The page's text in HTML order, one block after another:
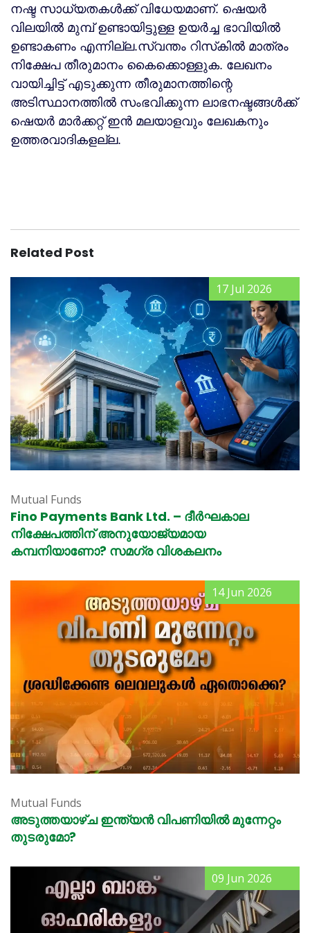
നഷ്ട സാധ്യതകള്‍ക്ക് വിധേയമാണ്. ഷെയർ
വിലയിൽ മുമ്പ് ഉണ്ടായിട്ടുള്ള ഉയർച്ച ഭാവിയിൽ
ഉണ്ടാകണം എന്നില്ല.സ്വന്തം റിസ്‌കില്‍ മാത്രം
നിക്ഷേപ തീരുമാനം കൈക്കൊള്ളുക. ലേഖനം
വായിച്ചിട്ട് എടുക്കുന്ന തീരുമാനത്തിന്റെ
അടിസ്ഥാനത്തില്‍ സംഭവിക്കുന്ന ലാഭനഷ്ടങ്ങള്‍ക്ക്
ഷെയർ മാർക്കറ്റ് ഇൻ മലയാളവും ലേഖകനും
ഉത്തരവാദികളല്ല.
Related Post
Mutual Funds
Fino Payments Bank Ltd. – ദീർഘകാല
നിക്ഷേപത്തിന് അനുയോജ്യമായ
കമ്പനിയാണോ? സമഗ്ര വിശകലനം
17 Jul 2026
Mutual Funds
അടുത്തയാഴ്ച ഇന്ത്യൻ വിപണിയിൽ മുന്നേറ്റം
തുടരുമോ?
14 Jun 2026
09 Jun 2026